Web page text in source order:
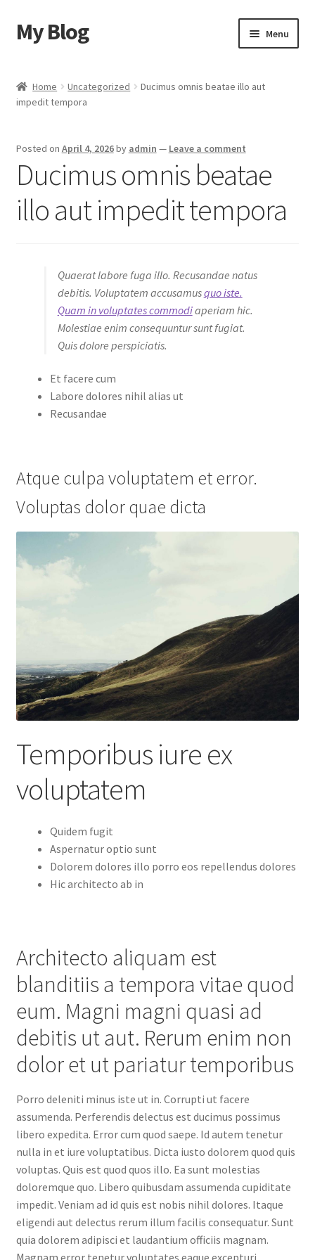
Skip
to
Skip
to
My Blog Menu
Cart
Checkout
My account
Sample Page
Home Uncategorized
Ducimus omnis beatae illo aut
impedit tempora
Posted on April 4, 2026by admin — Leave a comment
Ducimus omnis beatae
illo aut impedit tempora
Quaerat labore fuga illo. Recusandae natus
debitis. Voluptatem accusamusquo iste.
Quam in voluptates commodiaperiam hic.
Molestiae enim consequuntur sunt fugiat.
Quis dolore perspiciatis.
Et facere cum
Labore dolores nihil alias ut
Recusandae
Atque culpa voluptatem et error.
Voluptas dolor quae dicta
Temporibus iure ex
voluptatem
Quidem fugit
Aspernatur optio sunt
Dolorem dolores illo porro eos repellendus dolores
Hic architecto ab in
Architecto aliquam est
blanditiis a tempora vitae quod
eum. Magni magni quasi ad
debitis ut aut. Rerum enim non
dolor et ut pariatur temporibus
Porro deleniti minus iste ut in. Corrupti ut facere
assumenda. Perferendis delectus est ducimus possimus
libero expedita. Error cum quod saepe. Id autem tenetur
nulla in et iure voluptatibus. Dicta iusto dolorem quod quis
voluptas. Quis est quod quos illo. Ea sunt molestias
doloremque quo. Libero quibusdam assumenda cupiditate
impedit. Veniam ad id quis est nobis nihil dolores. Itaque
eligendi aut delectus rerum illum facilis consequatur. Sunt
quia dolorem adipisci et laudantium officiis magnam.
Magnam error tenetur voluptates eaque excepturi